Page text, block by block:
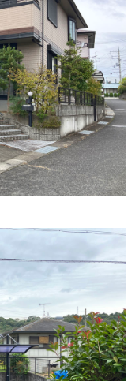
３ マップで見る
２ マップで見る
マップで見る
８−１ マップで見る
２ マップで見る
１
５−１ マップで見る
０３８−２ マップで